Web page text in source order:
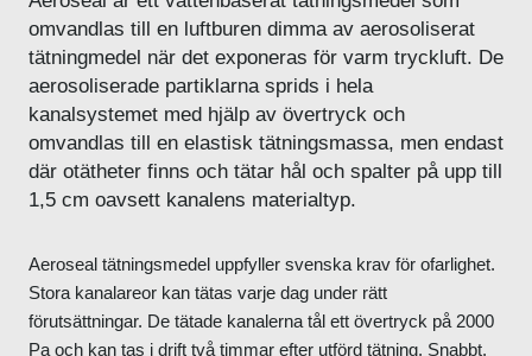
omvandlas till en luftburen dimma av aerosoliserat
tätningmedel när det exponeras för varm tryckluft. De
aerosoliserade partiklarna sprids i hela
kanalsystemet med hjälp av övertryck och
omvandlas till en elastisk tätningsmassa, men endast
där otätheter finns och tätar hål och spalter på upp till
1,5 cm oavsett kanalens materialtyp.
Aeroseal tätningsmedel uppfyller svenska krav för ofarlighet.
Stora kanalareor kan tätas varje dag under rätt
förutsättningar. De tätade kanalerna tål ett övertryck på 2000
Pa och kan tas i drift två timmar efter utförd tätning. Snabbt,